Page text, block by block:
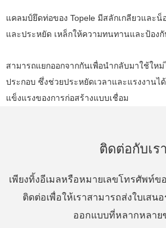
แคลมป์ยึดท่อของ Topele มีสลักเกลียวและน็
และประหยัด เหล็กให้ความทนทานและป้อง
สามารถแยกออกจากกันเพื่อนำกลับมาใช้ใหม่
ประกอบ ซึ่งช่วยประหยัดเวลาและแรงงานไ
แข็งแรงของการก่อสร้างแบบเชื่อม
ติดต่อกับเรา
เพียงทิ้งอีเมลหรือหมายเลขโทรศัพท์
ติดต่อเพื่อให้เราสามารถส่งใบเสน
ออกแบบที่หลากหลาย